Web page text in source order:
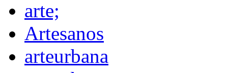
arte;
Artesanos
arteurbana